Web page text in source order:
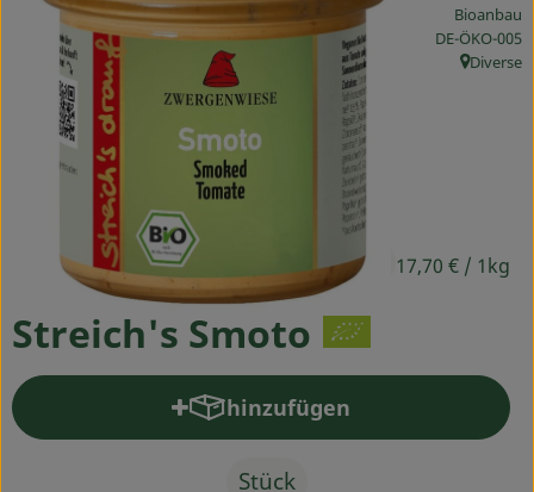
Ökokisten
Obst & Gemüse
Kühltheke
Backwaren
Haltbares
Getränke
Drogerie
Streich's Smoto
2,39 €/ Stück 17,70 € / 1kg
Bioanbau
,DE-ÖKO-005
, Herkunft:
Diverse
hinzufügen
Produkt zum Warenkorb
Stück